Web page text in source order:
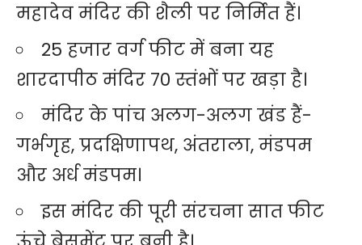
महादेव मंदिर की शैली पर निर्मित हैं।
25 हजार वर्ग फीट में बना यह
शारदापीठ मंदिर 70 स्तंभों पर खड़ा है।
मंदिर के पांच अलग-अलग खंड हैं-
गर्भगृह, प्रदक्षिणापथ, अंतराला, मंडपम
और अर्ध मंडपम।
इस मंदिर की पूरी संरचना सात फीट